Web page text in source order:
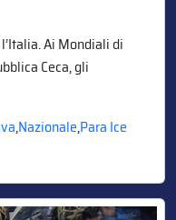
Ai Mondiali di
Ceca, gli
,Nazionale,Para Ice